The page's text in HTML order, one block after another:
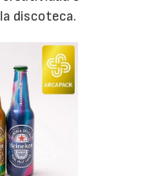
discoteca.